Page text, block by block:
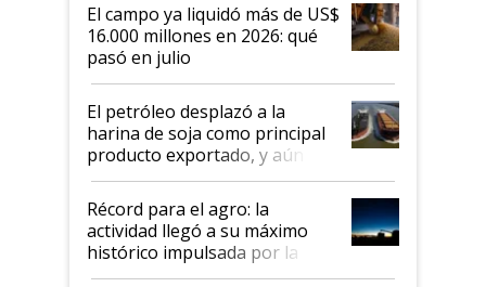
El campo ya liquidó más de US$
16.000 millones en 2026: qué
pasó en julio
El petróleo desplazó a la
harina de soja como principal
producto exportado, y aún así
el agro aportó casi seis de cada
diez dólares y sostuvo el
liderazgo en un semestre
récord
Récord para el agro: la
actividad llegó a su máximo
histórico impulsada por la
cosecha y las exportaciones